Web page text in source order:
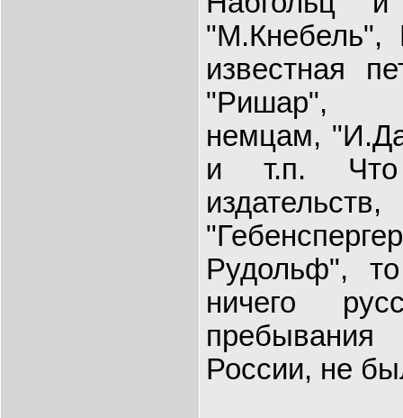
известная
"Ришар",
немцам,
и т.п. Что
Рудольф",
ничего
России, не